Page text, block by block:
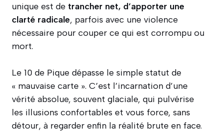
unique est de trancher net, d’apporter une
clarté radicale, parfois avec une violence
nécessaire pour couper ce qui est corrompu ou
mort.
Le 10 de Pique dépasse le simple statut de
« mauvaise carte ». C’est l’incarnation d’une
vérité absolue, souvent glaciale, qui pulvérise
les illusions confortables et vous force, sans
détour, à regarder enfin la réalité brute en face.